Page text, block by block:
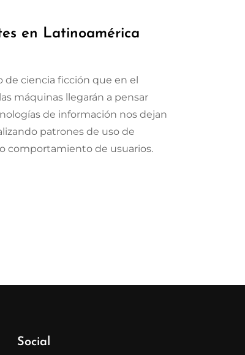
en Latinoamérica
ciencia ficción que en el
máquinas llegarán a pensar
de información nos dejan
patrones de uso de
comportamiento de usuarios.
Social